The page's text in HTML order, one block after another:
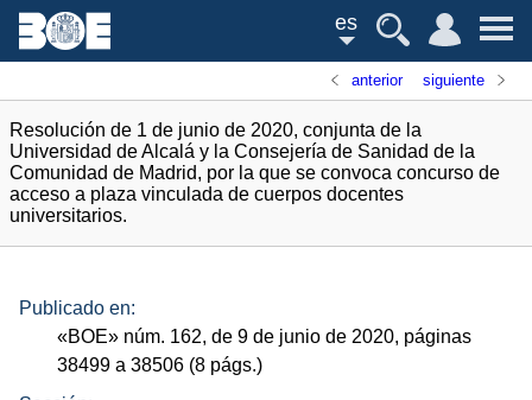
es
anterior siguiente
Resolución de 1 de junio de 2020, conjunta de la
Universidad de Alcalá y la Consejería de Sanidad de la
Comunidad de Madrid, por la que se convoca concurso de
acceso a plaza vinculada de cuerpos docentes
universitarios.
Publicado en:
«BOE» núm. 162, de 9 de junio de 2020, páginas
38499 a 38506 (8 págs.)